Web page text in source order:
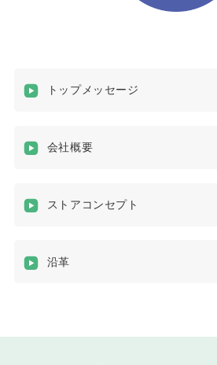
トップメッセージ
会社概要
ストアコンセプト
沿革